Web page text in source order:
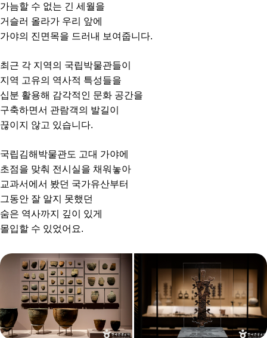
가늠할 수 없는 긴 세월을
거슬러 올라가 우리 앞에
가야의 진면목을 드러내 보여줍니다.
최근 각 지역의 국립박물관들이
지역 고유의 역사적 특성들을
십분 활용해 감각적인 문화 공간을
구축하면서 관람객의 발길이
끊이지 않고 있습니다.
국립김해박물관도 고대 가야에
초점을 맞춰 전시실을 채워놓아
교과서에서 봤던 국가유산부터
그동안 잘 알지 못했던
숨은 역사까지 깊이 있게
몰입할 수 있었어요.